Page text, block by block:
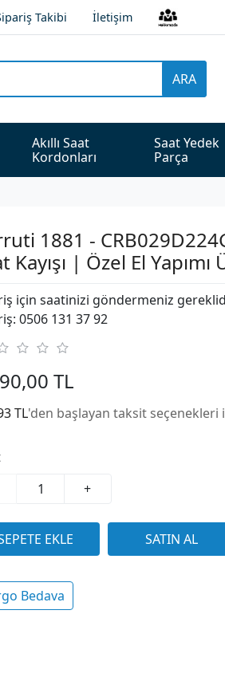
Takibi İletişim
ARA
Akıllı Saat
Kordonları
Saat Yedek
Parça
1881 -
Kayışı | Özel El
için saatinizi göndermeniz
0506 131 37 92
TL
TL'den başlayan taksit seçenekleri
+
Bedava